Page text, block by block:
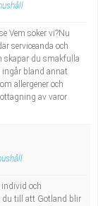
mottagning
Vem söker vi?Nu
serviceanda och
skapar du smakfulla
ingår bland annat
allergener och
av varor
individ och
du till att Gotland blir